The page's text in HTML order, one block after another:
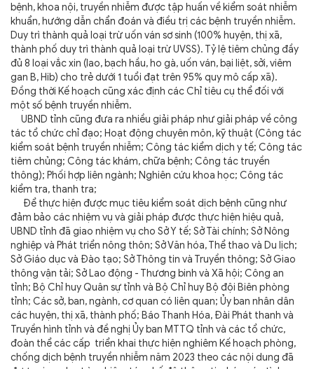
bệnh, khoa nội, truyền nhiễm được tập huấn về kiểm soát nhiễm
khuẩn, hướng dẫn chẩn đoán và điều trị các bệnh truyền nhiễm.
Duy trì thành quả loại trừ uốn ván sơ sinh (100% huyện, thị xã,
thành phố duy trì thành quả loại trừ UVSS). Tỷ lệ tiêm chủng đầy
đủ 8 loại vắc xin (lao, bạch hầu, ho gà, uốn ván, bại liệt, sởi, viêm
gan B, Hib) cho trẻ dưới 1 tuổi đạt trên 95% quy mô cấp xã).
Đồng thời Kế hoạch cũng xác định các Chỉ tiêu cụ thể đối với
một số bệnh truyền nhiễm.
UBND tỉnh cũng đưa ra nhiều giải pháp như giải pháp về công
tác tổ chức chỉ đạo; Hoạt động chuyên môn, kỹ thuật (Công tác
kiểm soát bệnh truyền nhiễm; Công tác kiểm dịch y tế; Công tác
tiêm chủng; Công tác khám, chữa bệnh; Công tác truyền
thông); Phối hợp liên ngành; Nghiên cứu khoa học; Công tác
kiểm tra, thanh tra;
Để thực hiện được mục tiêu kiểm soát dịch bệnh cũng như
đảm bảo các nhiệm vụ và giải pháp được thực hiện hiệu quả,
UBND tỉnh đã giao nhiệm vụ cho Sở Y tế; Sở Tài chính; Sở Nông
nghiệp và Phát triển nông thôn; Sở Văn hóa, Thể thao và Du lịch;
Sở Giáo dục và Đào tạo; Sở Thông tin và Truyền thông; Sở Giao
thông vận tải; Sở Lao động - Thương binh và Xã hội; Công an
tỉnh; Bộ Chỉ huy Quân sự tỉnh và Bộ Chỉ huy Bộ đội Biên phòng
tỉnh; Các sở, ban, ngành, cơ quan có liên quan; Ủy ban nhân dân
các huyện, thị xã, thành phố; Báo Thanh Hóa, Đài Phát thanh và
Truyền hình tỉnh và đề nghị Ủy ban MTTQ tỉnh và các tổ chức,
đoàn thể các cấp triển khai thực hiện nghiêm Kế hoạch phòng,
chống dịch bệnh truyền nhiễm năm 2023 theo các nội dung đã